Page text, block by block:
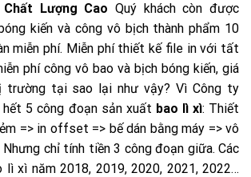
Chất Lượng Cao Quý khách còn được
kiến và công vô bịch thành phẩm 10
miễn phí. Miễn phí thiết kế file in với tất
phí công vô bao và bịch bóng kiến, giá
trường tại sao lại như vậy? Vì Công ty
5 công đoạn sản xuất bao lì xì: Thiết
=> in offset => bế dán bằng máy => vô
Nhưng chỉ tính tiền 3 công đoạn giữa. Các
lì xì năm 2018, 2019, 2020, 2021, 2022…